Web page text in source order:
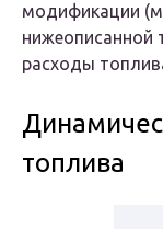
модификации
нижеописанной
расходы
топлива